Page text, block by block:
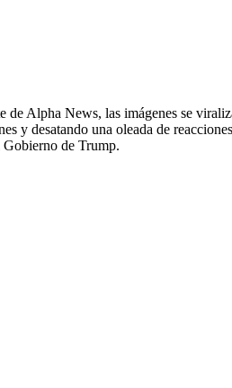
de Alpha News, las imágenes se
y desatando una oleada de
de Trump.